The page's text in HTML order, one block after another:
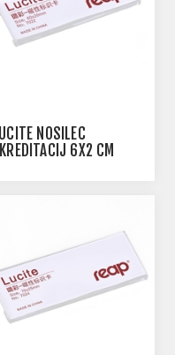
NOSILEC
6X2 CM